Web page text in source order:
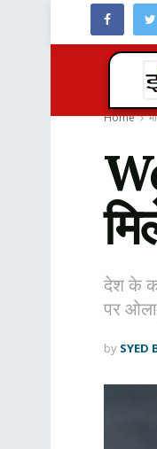
Home
देश के
पर
by SYED